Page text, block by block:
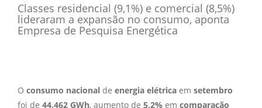
Classes residencial (9,1%) e comercial (8,5%)
lideraram a expansão no consumo, aponta
Empresa de Pesquisa Energética
O consumo nacional de energia elétrica em setembro
foi de 44.462 GWh, aumento de 5,2% em comparação